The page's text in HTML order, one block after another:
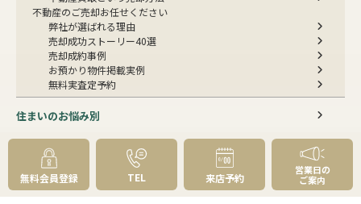
不動産のご売却お任せください
弊社が選ばれる理由
売却成功ストーリー40選
売却成約事例
お預かり物件掲載実例
無料実査定予約
住まいのお悩み別
会社案内
会社案内TOP
私たちについて
無料会員登録 TEL 来店予約
営業日の
ご案内